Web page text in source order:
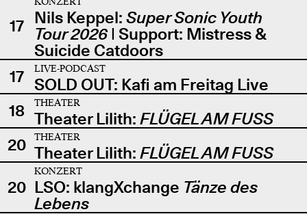
17 Nils Keppel: Super Sonic Youth
Tour 2026| Support: Mistress &
Suicide Catdoors
17
LIVE-PODCAST
SOLD OUT: Kafi am Freitag Live
18
THEATER
Theater Lilith: FLÜGEL AM FUSS
20
THEATER
Theater Lilith: FLÜGEL AM FUSS
20
KONZERT
LSO: klangXchange Tänze des
Lebens